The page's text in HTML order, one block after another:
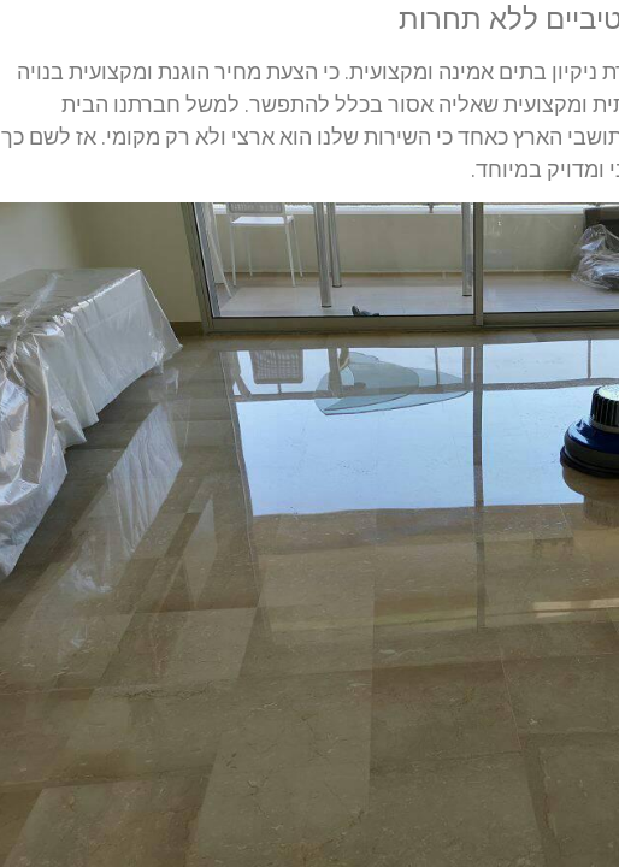
ללא תחרות
בתים אמינה ומקצועית. כי הצעת מחיר הוגנת ומקצועית בנויה
ומקצועית שאליה אסור בכלל להתפשר. למשל חברתנו הבית
הארץ כאחד כי השירות שלנו הוא ארצי ולא רק מקומי. אז לשם כך
ומדויק במיוחד.